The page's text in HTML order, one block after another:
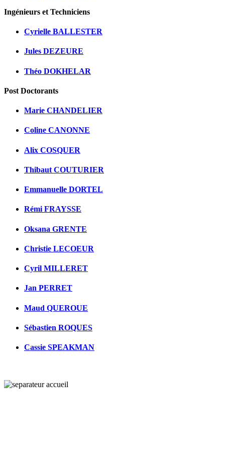
Ingénieurs et Techniciens
Cyrielle BALLESTER
Jules DEZEURE
Théo DOKHELAR
Post Doctorants
Marie CHANDELIER
Coline CANONNE
Alix COSQUER
Thibaut COUTURIER
Emmanuelle DORTEL
Rémi FRAYSSE
Oksana GRENTE
Christie LECOEUR
Cyril MILLERET
Jan PERRET
Maud QUEROUE
Sébastien ROQUES
Cassie SPEAKMAN